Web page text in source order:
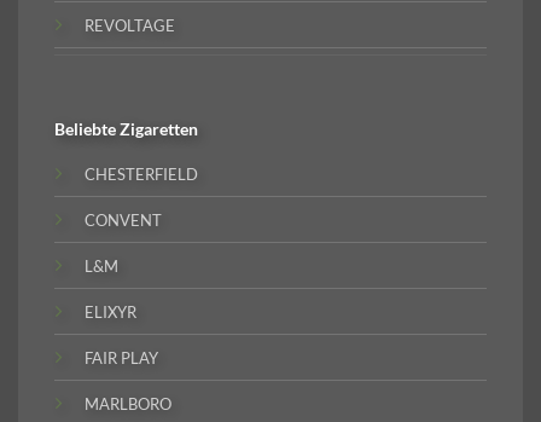
REVOLTAGE
BeliebteZigaretten
CHESTERFIELD
CONVENT
L&M
ELIXYR
FAIR PLAY
MARLBORO